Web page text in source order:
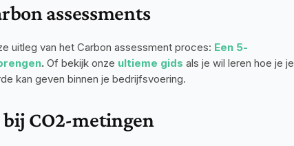
assessments
uitleg van het Carbon assessment proces: Een 5-
. Of bekijk onze ultieme gids als je wil leren hoe je je
kan geven binnen je bedrijfsvoering.
CO2-metingen